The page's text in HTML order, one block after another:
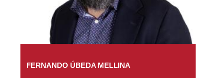
FERNANDO ÚBEDA MELLINA